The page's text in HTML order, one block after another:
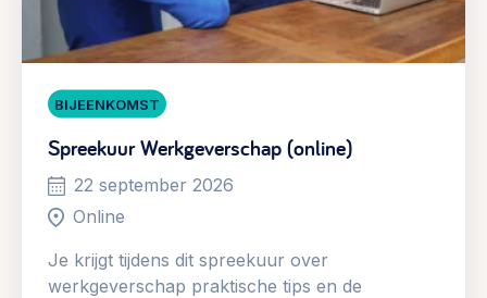
BIJEENKOMST
Spreekuur Werkgeverschap (online)
22 september 2026
Online
Je krijgt tijdens dit spreekuur over
werkgeverschap praktische tips en de